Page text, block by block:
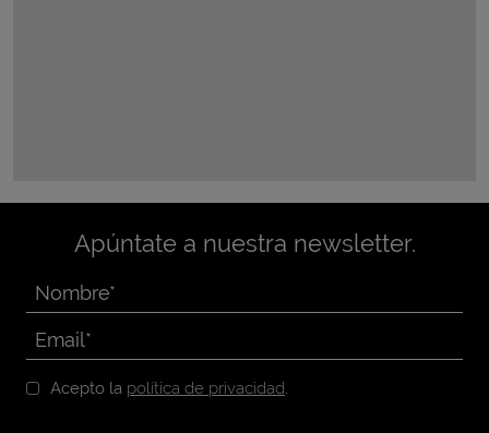
Apúntate a nuestra newsletter.
Acepto la política de privacidad.